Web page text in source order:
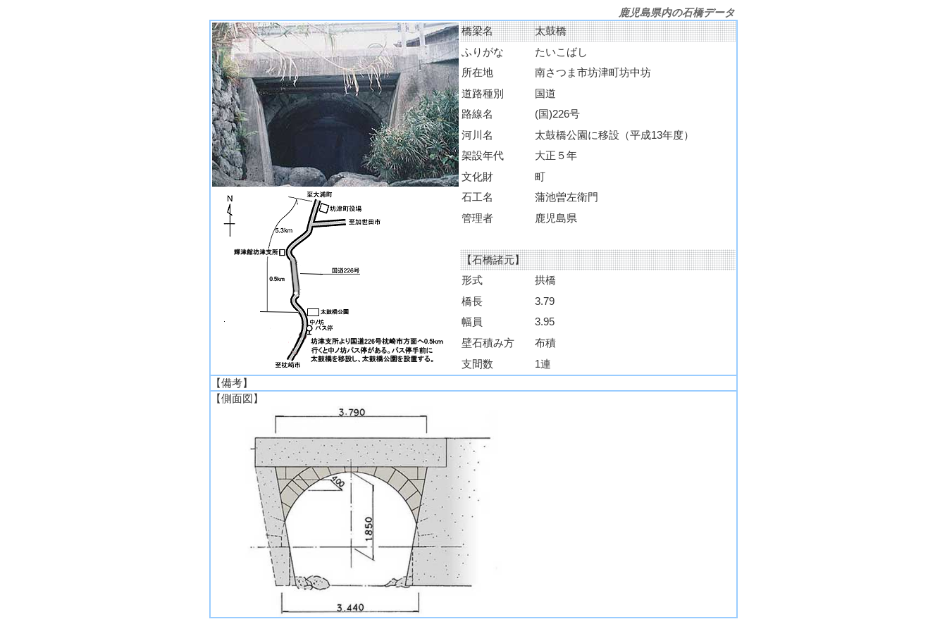
鹿児島県内の石橋データ
橋梁名
太鼓橋
ふりがな
たいこばし
所在地
南さつま市坊津町坊中坊
道路種別
国道
路線名
(国)226号
河川名
太鼓橋公園に移設（平成13年度）
架設年代
大正５年
文化財
町
石工名
蒲池曽左衛門
管理者
鹿児島県
【石橋諸元】
形式
拱橋
橋長
3.79
幅員
3.95
壁石積み方
布積
支間数
1連
【備考】
【側面図】